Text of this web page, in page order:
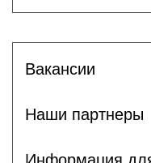
Вакансии
Наши партнеры
Информация